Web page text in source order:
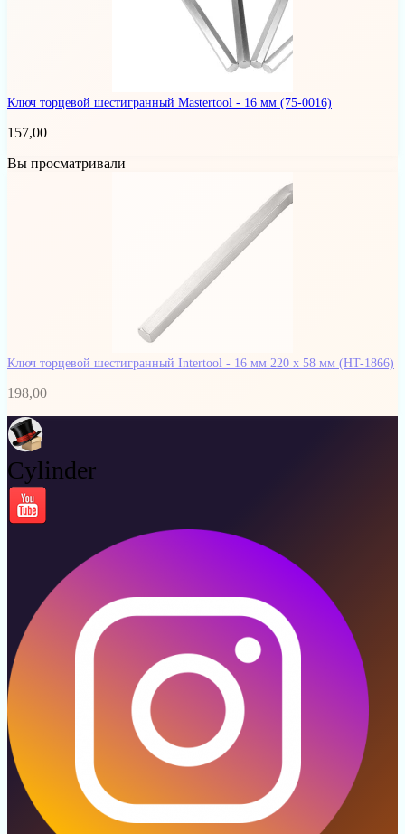
Ключ торцевой шестигранный Mastertool - 16 мм (75-0016)
157,00
Вы просматривали
Ключ торцевой шестигранный Intertool - 16 мм 220 х 58 мм (HT-1866)
198,00
Cylinder